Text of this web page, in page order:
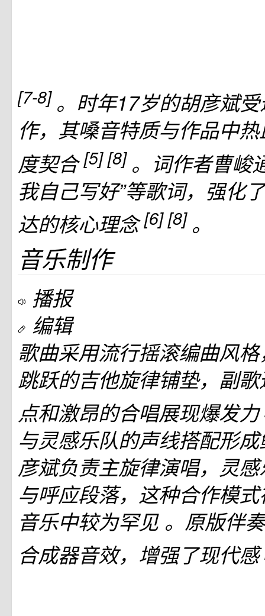
[7-8] 。时年17岁的胡彦斌
作，其嗓音特质与作品中
度契合[5][8] 。词作者曹峻
我自己写好”等歌词，强化
达的核心理念[6][8] 。
音乐制作
播报
编辑
歌曲采用流行摇滚编曲风
跳跃的吉他旋律铺垫，副
点和激昂的合唱展现爆发力
与灵感乐队的声线搭配形
彦斌负责主旋律演唱，灵
与呼应段落，这种合作模
音乐中较为罕见 。原版伴
合成器音效，增强了现代感